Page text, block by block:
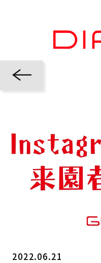
2022.06.21